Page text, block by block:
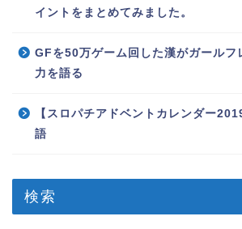
イントをまとめてみました。
GFを50万ゲーム回した漢がガール
力を語る
【スロパチアドベントカレンダー
語
検索